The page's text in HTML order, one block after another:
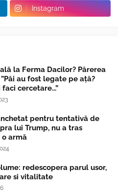
Instagram
la Ferma Dacilor? Părerea
au fost legate pe ață?
cercetare...”
pentru tentativă de
lui Trump, nu a tras
o armă
redescopera parul usor,
si vitalitate